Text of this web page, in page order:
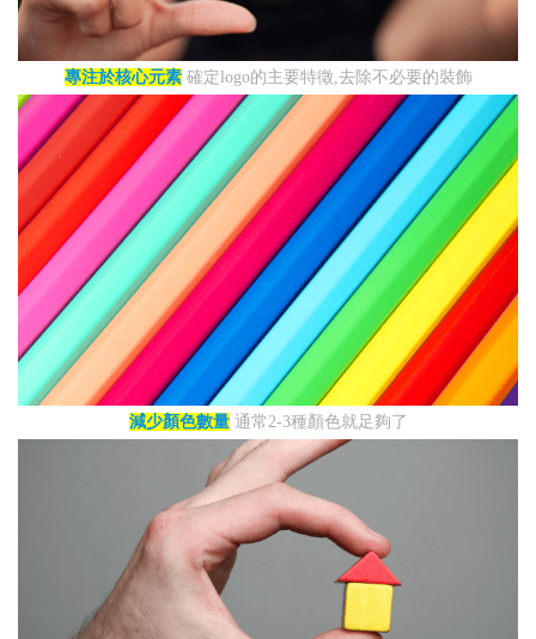
專注於核心元素確定logo的主要特徵,去除不必要的裝飾
減少顏色數量通常2-3種顏色就足夠了